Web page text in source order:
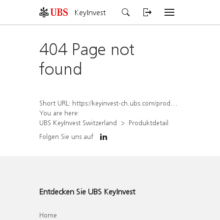
KeyInvest
404 Page not
found
Short URL: https://keyinvest-ch.ubs.com/produkt/detail/index/isin/CH1572294713
You are here:
UBS KeyInvest Switzerland
Produktdetail
Folgen Sie uns auf
Entdecken Sie UBS KeyInvest
Home